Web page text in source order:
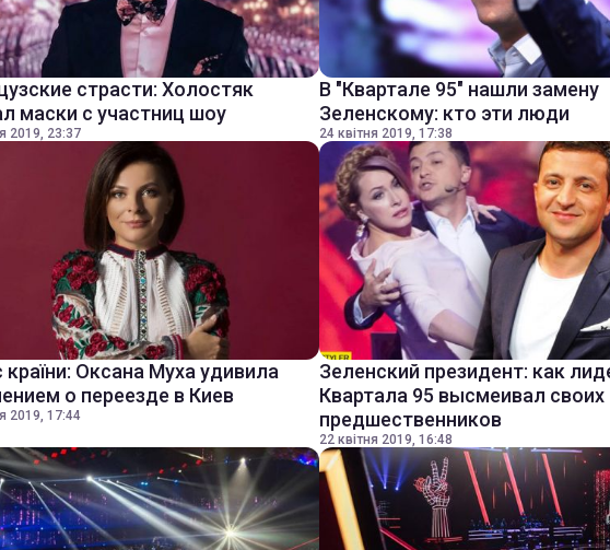
страсти: Холостяк
маски с участниц шоу
2019, 23:37
В "Квартале 95" нашли замену
Зеленскому: кто эти люди
24 квітня 2019, 17:38
країни: Оксана Муха удивила
о переезде в Киев
2019, 17:44
Зеленский президент: как
Квартала 95 высмеивал своих
предшественников
22 квітня 2019, 16:48